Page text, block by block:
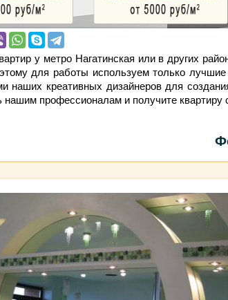
у метро Нагатинская или в других
для работы используем только лучшие
наших креативных дизайнеров для
профессионалам и получите квартиру